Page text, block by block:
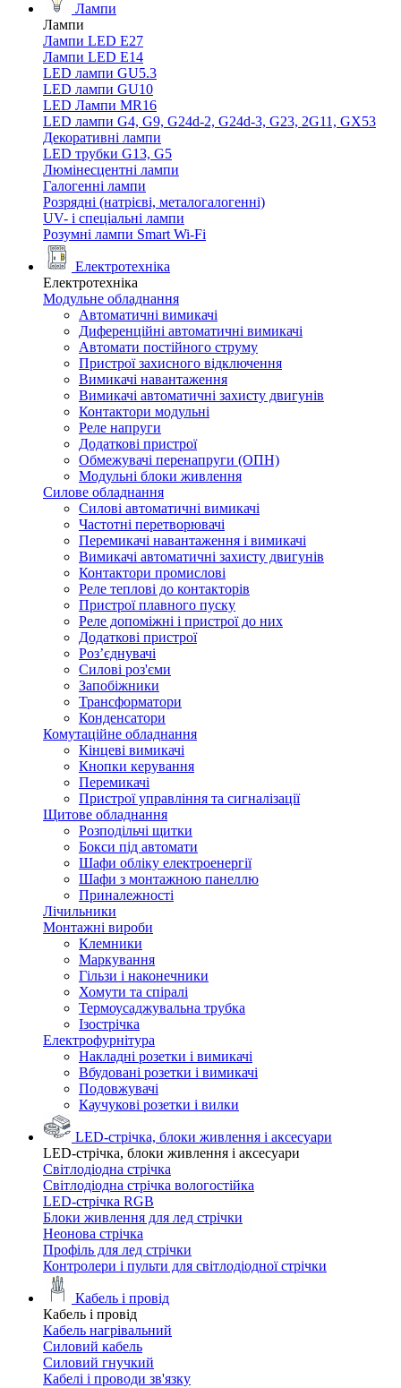
Лампи
Лампи
Лампи LED E27
Лампи LED Е14
LED лампи GU5.3
LED лампи GU10
LED Лампи MR16
LED лампи G4, G9, G24d-2, G24d-3, G23, 2G11, GX53
Декоративні лампи
LED трубки G13, G5
Люмінесцентні лампи
Галогенні лампи
Розрядні (натрієві, металогалогенні)
UV- і спеціальні лампи
Розумні лампи Smart Wi-Fi
Електротехніка
Електротехніка
Модульне обладнання
Автоматичні вимикачі
Диференційні автоматичні вимикачі
Автомати постійного струму
Пристрої захисного відключення
Вимикачі навантаження
Вимикачі автоматичні захисту двигунів
Контактори модульні
Реле напруги
Додаткові пристрої
Обмежувачі перенапруги (ОПН)
Модульні блоки живлення
Силове обладнання
Силові автоматичні вимикачі
Частотні перетворювачі
Перемикачі навантаження і вимикачі
Вимикачі автоматичні захисту двигунів
Контактори промислові
Реле теплові до контакторів
Пристрої плавного пуску
Реле допоміжні і пристрої до них
Додаткові пристрої
Роз’єднувачі
Силові роз'єми
Запобіжники
Трансформатори
Конденсатори
Комутаційне обладнання
Кінцеві вимикачі
Кнопки керування
Перемикачі
Пристрої управління та сигналізації
Щитове обладнання
Розподільчі щитки
Бокси під автомати
Шафи обліку електроенергії
Шафи з монтажною панеллю
Приналежності
Лічильники
Монтажні вироби
Клемники
Маркування
Гільзи і наконечники
Хомути та спіралі
Термоусаджувальна трубка
Ізострічка
Електрофурнітура
Накладні розетки і вимикачі
Вбудовані розетки і вимикачі
Подовжувачі
Каучукові розетки і вилки
LED-стрічка, блоки живлення і аксесуари
LED-стрічка, блоки живлення і аксесуари
Світлодіодна стрічка
Світлодіодна стрічка вологостійка
LED-стрічка RGB
Блоки живлення для лед стрічки
Неонова стрічка
Профіль для лед стрічки
Контролери і пульти для світлодіодної стрічки
Кабель і провід
Кабель і провід
Кабель нагрівальний
Силовий кабель
Силовий гнучкий
Кабелі і проводи зв'язку